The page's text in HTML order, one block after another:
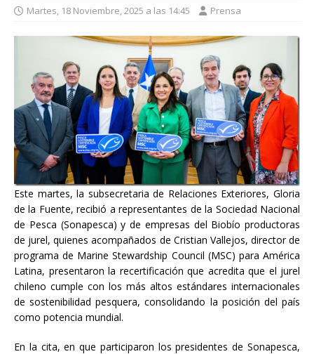
Martes, 18 Noviembre, 2025 a las 14:45 Prensa
Este martes, la subsecretaria de Relaciones Exteriores, Gloria
de la Fuente, recibió a representantes de la Sociedad Nacional
de Pesca (Sonapesca) y de empresas del Biobío productoras
de jurel, quienes acompañados de Cristian Vallejos, director de
programa de Marine Stewardship Council (MSC) para América
Latina, presentaron la recertificación que acredita que el jurel
chileno cumple con los más altos estándares internacionales
de sostenibilidad pesquera, consolidando la posición del país
como potencia mundial.
En la cita, en que participaron los presidentes de Sonapesca,